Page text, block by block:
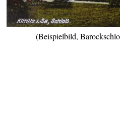
(Beispielbild,